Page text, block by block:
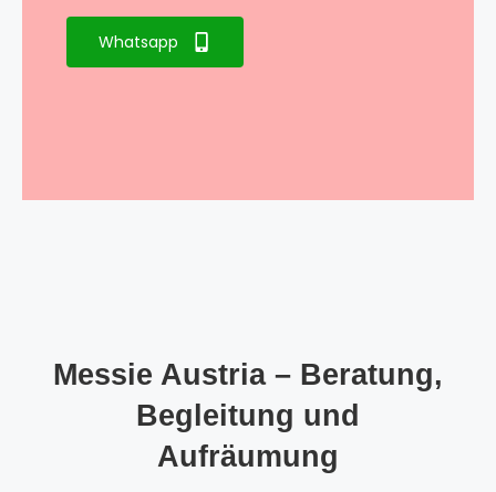
Whatsapp
Messie Austria – Beratung,
Begleitung und
Aufräumung